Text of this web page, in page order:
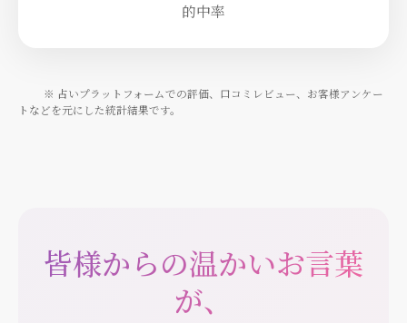
的中率
※ 占いプラットフォームでの評価、口コミレビュー、お客様アンケー
トなどを元にした統計結果です。
皆様からの温かいお言葉
が、